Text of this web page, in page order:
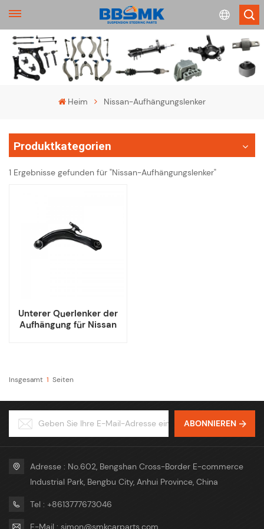
English
français
español
Heim Nissan-Aufhängungslenker
Produktkategorien
1 Ergebnisse gefunden für "Nissan-Aufhängungslenker"
Unterer Querlenker der
Aufhängung für Nissan
Insgesamt 1 Seiten
ABONNIEREN
Adresse : No.602, Bengshan Cross-Border E-commerce
Industrial Park, Bengbu City, Anhui Province, China
Tel : +8613777673046
E-Mail : simon@smkcarparts.com